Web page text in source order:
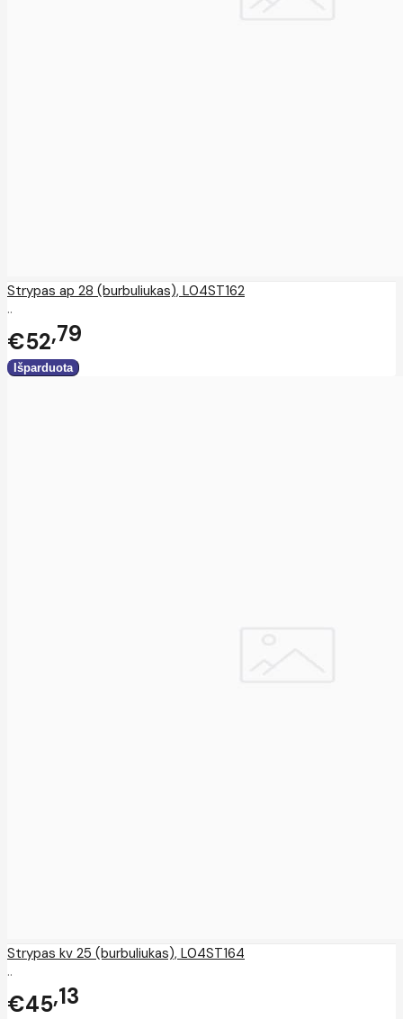
Strypas ap 28 (burbuliukas), L04ST162
..
€52 79
Strypas kv 25 (burbuliukas), L04ST164
..
€45 13